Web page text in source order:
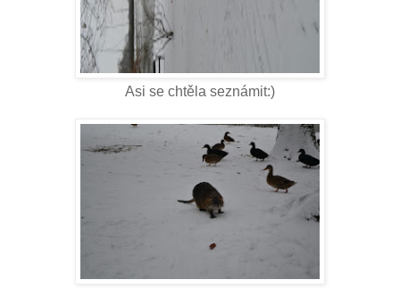
Asi se chtěla seznámit:)